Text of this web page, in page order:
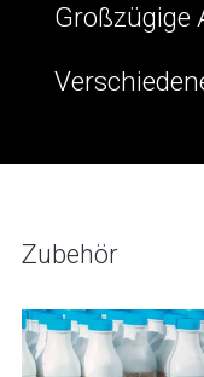
Großzügige
Zubehör